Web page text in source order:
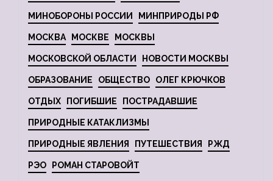
МИНОБОРОНЫ РОССИИ МИНПРИРОДЫ РФ
МОСКВА МОСКВЕ МОСКВЫ
МОСКОВСКОЙ ОБЛАСТИ НОВОСТИ МОСКВЫ
ОБРАЗОВАНИЕ ОБЩЕСТВО ОЛЕГ КРЮЧКОВ
ОТДЫХ ПОГИБШИЕ ПОСТРАДАВШИЕ
ПРИРОДНЫЕ КАТАКЛИЗМЫ
ПРИРОДНЫЕ ЯВЛЕНИЯ ПУТЕШЕСТВИЯ РЖД
РЭО РОМАН СТАРОВОЙТ